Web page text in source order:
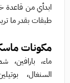
ابدأي من قاعدة
طبقات بقدر ما
مكونات
ماء، بارافين،